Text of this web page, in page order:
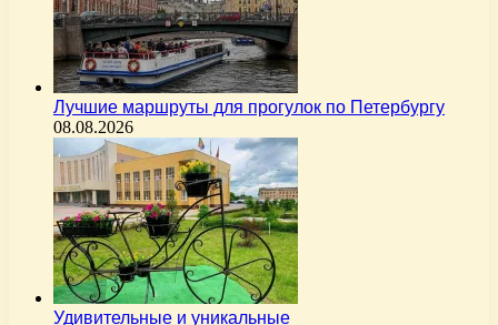
Лучшие маршруты для прогулок по Петербургу
08.08.2026
Удивительные и уникальные